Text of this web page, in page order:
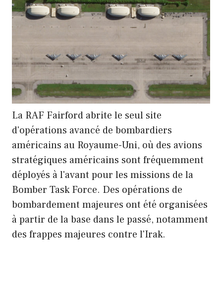
La RAF Fairford abrite le seul site
d'opérations avancé de bombardiers
américains au Royaume-Uni, où des avions
stratégiques américains sont fréquemment
déployés à l'avant pour les missions de la
Bomber Task Force. Des opérations de
bombardement majeures ont été organisées
à partir de la base dans le passé, notamment
des frappes majeures contre l'Irak.